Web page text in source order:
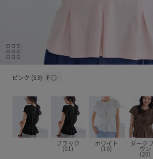
ピンク (63) F○
ブラック
(01)
ホワイト
(10)
ダーク
ウン
(20)